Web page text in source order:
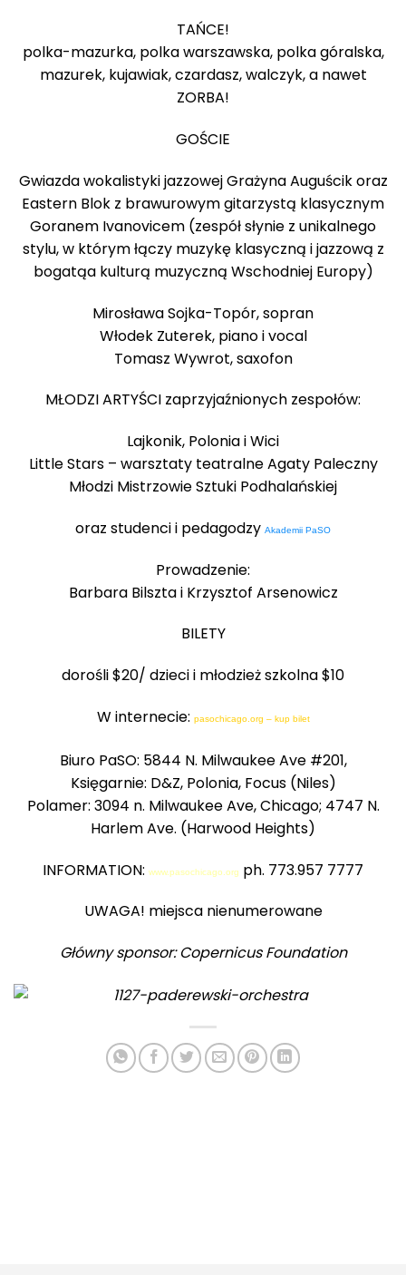
TAŃCE!
polka-mazurka, polka warszawska, polka góralska,
mazurek, kujawiak, czardasz, walczyk, a nawet
ZORBA!
GOŚCIE
Gwiazda wokalistyki jazzowej Grażyna Auguścik oraz
Eastern Blok z brawurowym gitarzystą klasycznym
Goranem Ivanovicem (zespół słynie z unikalnego
stylu, w którym łączy muzykę klasyczną i jazzową z
bogatąa kulturą muzyczną Wschodniej Europy)
Mirosława Sojka-Topór, sopran
Włodek Zuterek, piano i vocal
Tomasz Wywrot, saxofon
MŁODZI ARTYŚCI zaprzyjaźnionych zespołów:
Lajkonik, Polonia i Wici
Little Stars – warsztaty teatralne Agaty Paleczny
Młodzi Mistrzowie Sztuki Podhalańskiej
oraz studenci i pedagodzy Akademii PaSO
Prowadzenie:
Barbara Bilszta i Krzysztof Arsenowicz
BILETY
dorośli $20/ dzieci i młodzież szkolna $10
W internecie: pasochicago.org – kup bilet
Biuro PaSO: 5844 N. Milwaukee Ave #201,
Księgarnie: D&Z, Polonia, Focus (Niles)
Polamer: 3094 n. Milwaukee Ave, Chicago; 4747 N.
Harlem Ave. (Harwood Heights)
INFORMATION: www.pasochicago.org ph. 773.957 7777
UWAGA! miejsca nienumerowane
Główny sponsor: Copernicus Foundation